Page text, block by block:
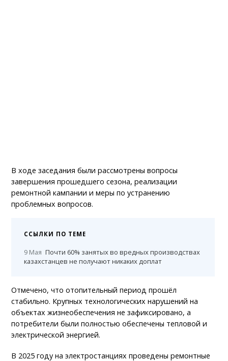
В ходе заседания были рассмотрены вопросы
завершения прошедшего сезона, реализации
ремонтной кампании и меры по устранению
проблемных вопросов.
ССЫЛКИ ПО ТЕМЕ
9 Мая Почти 60% занятых во вредных производствах
казахстанцев не получают никаких доплат
Отмечено, что отопительный период прошёл
стабильно. Крупных технологических нарушений на
объектах жизнеобеспечения не зафиксировано, а
потребители были полностью обеспечены тепловой и
электрической энергией.
В 2025 году на электростанциях проведены ремонтные